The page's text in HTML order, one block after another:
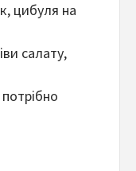
цибуля на
салату,